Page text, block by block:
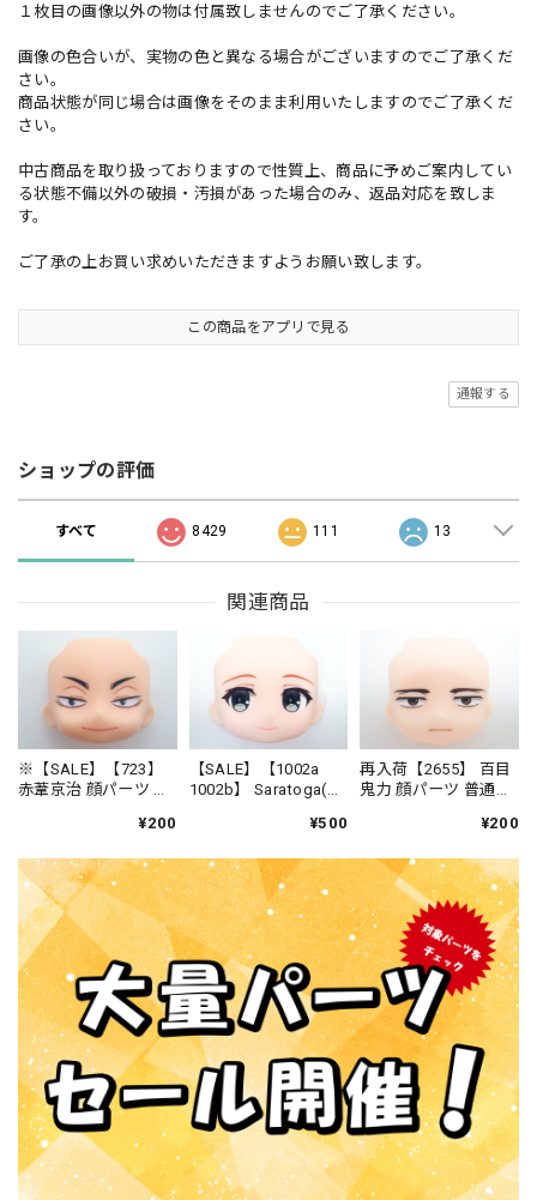
１枚目の画像以外の物は付属致しませんのでご了承ください。
画像の色合いが、実物の色と異なる場合がございますのでご了承くだ
さい。
商品状態が同じ場合は画像をそのまま利用いたしますのでご了承くだ
さい。
中古商品を取り扱っておりますので性質上、商品に予めご案内してい
る状態不備以外の破損・汚損があった場合のみ、返品対応を致しま
す。
ご了承の上お買い求めいただきますようお願い致します。
この商品をアプリで見る
通報する
ショップの評価
すべて 8429 111 13
関連商品
※【SALE】【723】
赤葦京治 顔パーツ ニ
¥200
【SALE】【1002a
1002b】 Saratoga(サ
ツ 横目顔 ねんどろ
¥500
再入荷【2655】 百目
鬼力 顔パーツ 普通
¥200